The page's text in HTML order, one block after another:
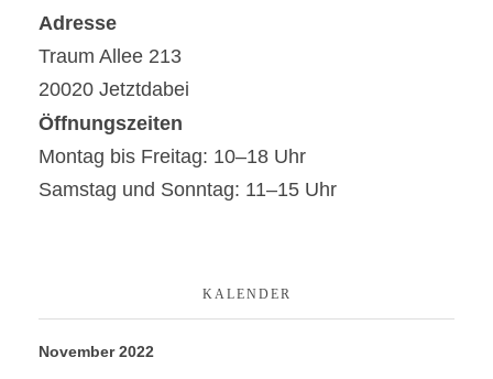
Adresse
Traum Allee 213
20020 Jetztdabei
Öffnungszeiten
Montag bis Freitag: 10–18 Uhr
Samstag und Sonntag: 11–15 Uhr
KALENDER
November 2022